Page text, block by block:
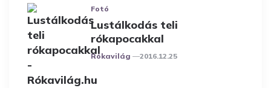
Fotó
Lustálkodás teli
rókapocakkal
Posted
Rókavilág 2016.12.25